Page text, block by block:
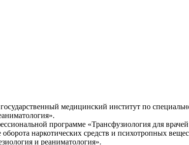
медицинский институт по
программе «Трансфузиология для
наркотических средств и психотропных
и реаниматология».